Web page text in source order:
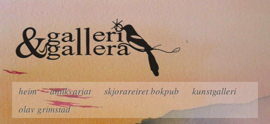
heim antikvariat skjorareiret bokpub
kunstgalleri
olav grimstad